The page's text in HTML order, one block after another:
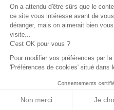
On a attendu d'être sûrs que le
ce site vous intéresse avant de vous
déranger, mais on aimerait bien
visite...
C'est OK pour vous ?
Pour modifier vos préférences par
'Préférences de cookies' situé dans
Consentements
Non merci Je
individuelle /Tout en longueur
À propos